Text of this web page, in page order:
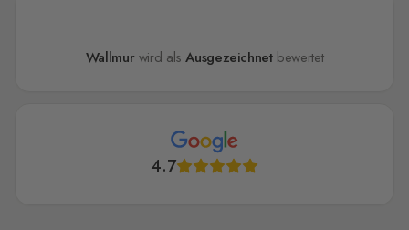
Wallmur wird alsAusgezeichnetbewertet
4.7